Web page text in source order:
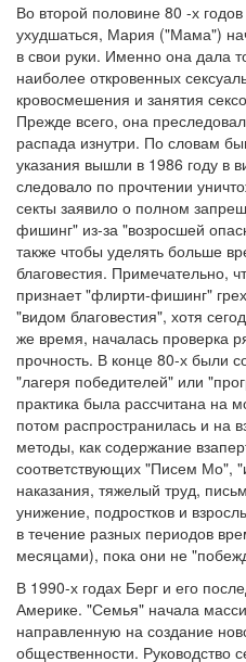
Во второй половине 80 -х
ухудшаться, Мария ("Мама")
в свои руки. Именно она дала
наиболее откровенных
кровосмешения и занятия
Прежде всего, она
распада изнутри. По словам
указания вышли в 1986 году в
следовало по прочтении
секты заявило о полном
фишинг" из-за "возросшей
также чтобы уделять больше
благовестия. Примечательно,
признает "флирти-фишинг"
"видом благовестия", хотя
же время, началась проверка
прочность. В конце 80-х были
"лагеря победителей" или
практика была рассчитана на
потом распространилась и на
методы, как содержание
соответствующих "Писем Мо",
наказания, тяжелый труд,
унижение, подростков и
в течение разных периодов
месяцами), пока они не
В 1990-х годах Берг и его
Америке. "Семья" начала
направленную на создание
общественности. Руководство